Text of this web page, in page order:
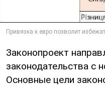
Законопроект
законодательства с
Основные цели